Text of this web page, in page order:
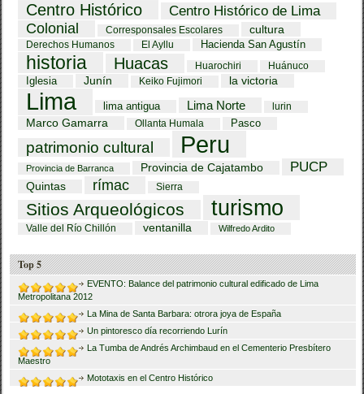
Centro Histórico
Centro Histórico de Lima
Colonial
Corresponsales Escolares cultura
Derechos Humanos El Ayllu Hacienda San Agustín
historia Huacas Huarochiri Huánuco
Iglesia Junín Keiko Fujimori la victoria
Lima lima antigua Lima Norte lurin
Marco Gamarra Ollanta Humala Pasco
patrimonio cultural Peru
Provincia de Barranca Provincia de Cajatambo PUCP
Quintas rímac Sierra
Sitios Arqueológicos turismo
Valle del Río Chillón ventanilla Wilfredo Ardito
Top 5
EVENTO: Balance del patrimonio cultural edificado de Lima
Metropolitana 2012
La Mina de Santa Barbara: otrora joya de España
Un pintoresco día recorriendo Lurín
La Tumba de Andrés Archimbaud en el Cementerio Presbítero
Maestro
Mototaxis en el Centro Histórico